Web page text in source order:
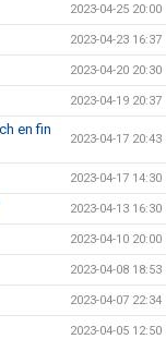
2023-04-25 20:00
2023-04-23 16:37
2023-04-20 20:30
2023-04-19 20:37
en fin
2023-04-17 20:43
2023-04-17 14:30
2023-04-13 16:30
2023-04-10 20:00
2023-04-08 18:53
2023-04-07 22:34
2023-04-05 12:50